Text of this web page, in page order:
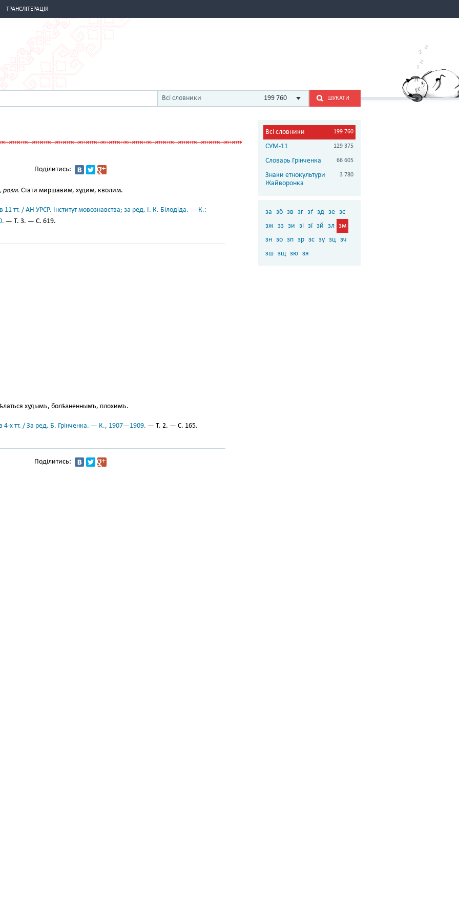
ТРАНСЛІТЕРАЦІЯ
Всі словники 199 760 ШУКАТИ
Поділитись:
розм. Стати миршавим, худим, кволим.
11 тт. / АН УРСР. Інститут мовознавства; за ред. І. К. Білодіда. — К.:
— Т. 3. — С. 619.
худымъ, болѣзненнымъ, плохимъ.
4-х тт. / За ред. Б. Грінченка. — К., 1907—1909. — Т. 2. — С. 165.
Поділитись:
Всі словники 199 760
СУМ-11 129 375
Словарь Грінченка 66 605
Знаки етнокультури
Жайворонка
3 780
за зб зв зг зґ зд зе зє
зж зз зи зі зї зй зл зм
зн зо зп зр зс зу зц зч
зш зщ зю зя